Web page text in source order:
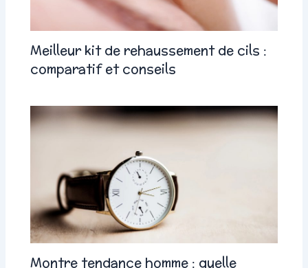
Meilleur kit de rehaussement de cils :
comparatif et conseils
Montre tendance homme : quelle